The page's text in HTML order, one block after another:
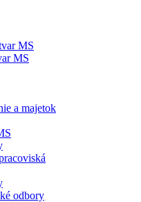
MS
MS
a majetok
odbory